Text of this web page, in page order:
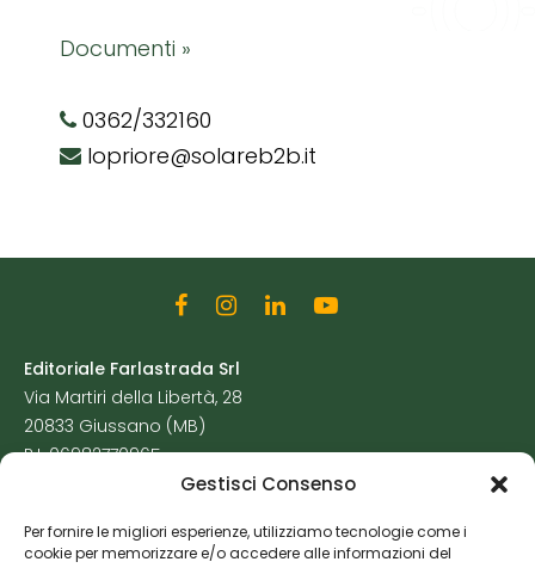
Gestisci Consenso
Per fornire le migliori esperienze, utilizziamo tecnologie come i
cookie per memorizzare e/o accedere alle informazioni del
Documenti »
0362/332160
lopriore@solareb2b.it
Editoriale Farlastrada Srl
Via Martiri della Libertà, 28
20833 Giussano (MB)
P.I. 06982770965
Cookie Policy